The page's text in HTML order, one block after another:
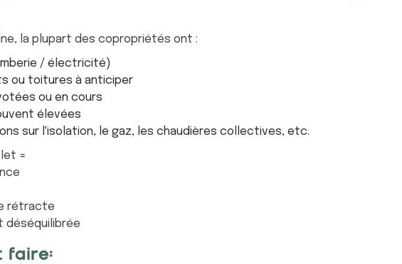
la plupart des copropriétés ont :
/ électricité)
ou toitures à anticiper
ou en cours
élevées
sur l'isolation, le gaz, les chaudières collectives, etc.
=
rétracte
déséquilibrée
faire: